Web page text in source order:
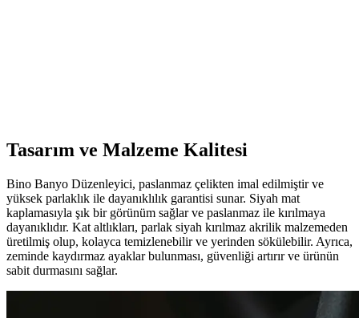
Tasarım ve Malzeme Kalitesi
Bino Banyo Düzenleyici, paslanmaz çelikten imal edilmiştir ve
yüksek parlaklık ile dayanıklılık garantisi sunar. Siyah mat
kaplamasıyla şık bir görünüm sağlar ve paslanmaz ile kırılmaya
dayanıklıdır. Kat altlıkları, parlak siyah kırılmaz akrilik malzemeden
üretilmiş olup, kolayca temizlenebilir ve yerinden sökülebilir. Ayrıca,
zeminde kaydırmaz ayaklar bulunması, güvenliği artırır ve ürünün
sabit durmasını sağlar.